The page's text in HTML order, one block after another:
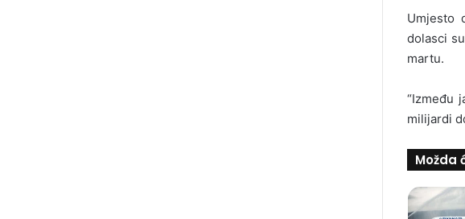
Umjesto
dolasci
martu.
“Između
milijardi
Možda